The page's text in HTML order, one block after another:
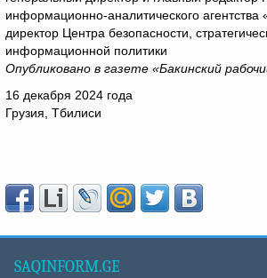
информационно-аналитического агентства
директор Центра безопасности,
информационной политики
Опубликовано в газете «Бакинский
16 декабря 2024 года
Грузия, Тбилиси
SAQINFORM.GE